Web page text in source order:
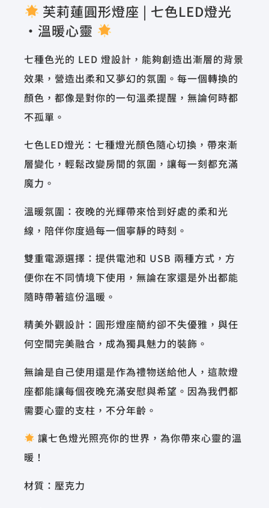
芙莉蓮圓形燈座 | 七色LED燈光
·溫暖心靈
七種色光的 LED 燈設計，能夠創造出漸層的背景
效果，營造出柔和又夢幻的氛圍。每一個轉換的
顏色，都像是對你的一句溫柔提醒，無論何時都
不孤單。
七色LED燈光：七種燈光顏色隨心切換，帶來漸
層變化，輕鬆改變房間的氛圍，讓每一刻都充滿
魔力。
溫暖氛圍：夜晚的光輝帶來恰到好處的柔和光
線，陪伴你度過每一個寧靜的時刻。
雙重電源選擇：提供電池和 USB 兩種方式，方
便你在不同情境下使用，無論在家還是外出都能
隨時帶著這份溫暖。
精美外觀設計：圓形燈座簡約卻不失優雅，與任
何空間完美融合，成為獨具魅力的裝飾。
無論是自己使用還是作為禮物送給他人，這款燈
座都能讓每個夜晚充滿安慰與希望。因為我們都
需要心靈的支柱，不分年齡。
讓七色燈光照亮你的世界，為你帶來心靈的溫
暖！
材質：壓克力